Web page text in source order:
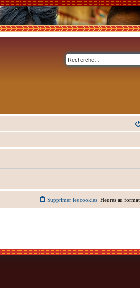
Heures au format
Supprimer les cookies